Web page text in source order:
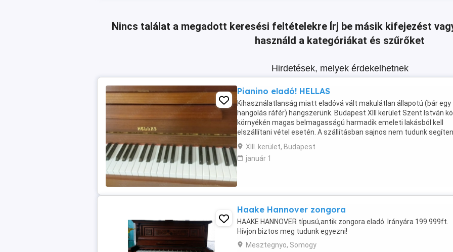
Nincs találat a megadott keresési feltételekre Írj be másik kifejezést
használd a kategóriákat és szűrőket
Hirdetések, melyek érdekelhetnek
Pianino eladó! HELLAS
Kihasználatlanság miatt eladóvá vált makulátlan állapotú (bár egy
hangolás ráfér) hangszerünk. Budapest XIII kerület Szent István
környékén magas belmagasságú harmadik emeleti lakásból kell
elszállítani vétel esetén. A szállításban sajnos nem tudunk
a vevő dolga lesz ezt kérem figyelembe ...
XIII. kerület, Budapest
január 1
Haake Hannover zongora
HAAKE HANNOVER típusú,antik zongora eladó. Irányára 199 999ft.
Hívjon biztos meg tudunk egyezni!
Mesztegnyo, Somogy